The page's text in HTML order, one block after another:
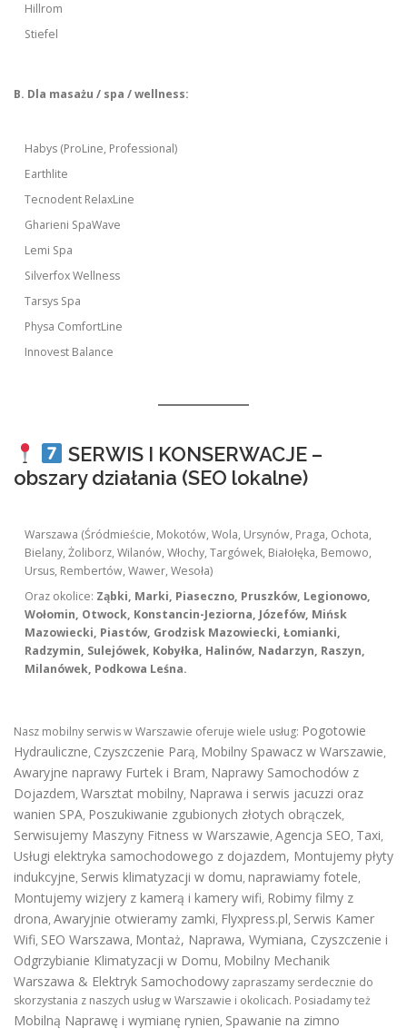
Hillrom
Stiefel
B. Dla masażu / spa / wellness:
Habys (ProLine, Professional)
Earthlite
Tecnodent RelaxLine
Gharieni SpaWave
Lemi Spa
Silverfox Wellness
Tarsys Spa
Physa ComfortLine
Innovest Balance
SERWIS I KONSERWACJE –
obszary działania (SEO lokalne)
Warszawa (Śródmieście, Mokotów, Wola, Ursynów, Praga, Ochota,
Bielany, Żoliborz, Wilanów, Włochy, Targówek, Białołęka, Bemowo,
Ursus, Rembertów, Wawer, Wesoła)
Oraz okolice: Ząbki, Marki, Piaseczno, Pruszków, Legionowo,
Wołomin, Otwock, Konstancin-Jeziorna, Józefów, Mińsk
Mazowiecki, Piastów, Grodzisk Mazowiecki, Łomianki,
Radzymin, Sulejówek, Kobyłka, Halinów, Nadarzyn, Raszyn,
Milanówek, Podkowa Leśna.
Nasz mobilny serwis w Warszawie oferuje wiele usług: Pogotowie
Hydrauliczne, Czyszczenie Parą, Mobilny Spawacz w Warszawie,
Awaryjne naprawy Furtek i Bram, Naprawy Samochodów z
Dojazdem, Warsztat mobilny, Naprawa i serwis jacuzzi oraz
wanien SPA, Poszukiwanie zgubionych złotych obrączek,
Serwisujemy Maszyny Fitness w Warszawie, Agencja SEO, Taxi,
Usługi elektryka samochodowego z dojazdem, Montujemy płyty
indukcyjne, Serwis klimatyzacji w domu, naprawiamy fotele,
Montujemy wizjery z kamerą i kamery wifi, Robimy filmy z
drona, Awaryjnie otwieramy zamki, Flyxpress.pl, Serwis Kamer
Wifi, SEO Warszawa, Montaż, Naprawa, Wymiana, Czyszczenie i
Odgrzybianie Klimatyzacji w Domu, Mobilny Mechanik
Warszawa & Elektryk Samochodowy zapraszamy serdecznie do
skorzystania z naszych usług w Warszawie i okolicach. Posiadamy też
Mobilną Naprawę i wymianę rynien, Spawanie na zimno